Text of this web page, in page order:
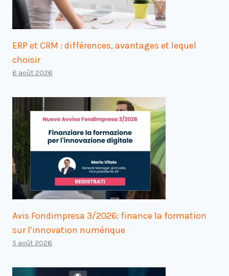
ERP et CRM : différences, avantages et lequel
choisir
6 août 2026
Avis Fondimpresa 3/2026: finance la formation
sur l’innovation numérique
5 août 2026